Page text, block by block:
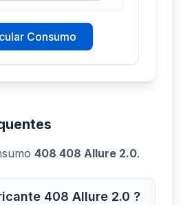
Consumo
408 408 Allure 2.0.
408 Allure 2.0 ?